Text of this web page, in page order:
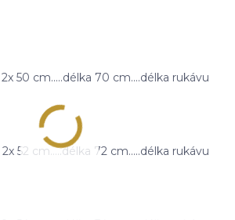
50 cm.....délka 70 cm....délka rukávu
52 cm.....délka 72 cm.....délka rukávu